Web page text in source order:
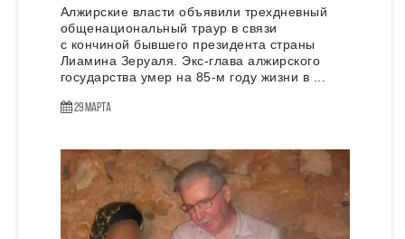
Алжирские власти объявили трехдневный
общенациональный траур в связи
с кончиной бывшего президента страны
Лиамина Зеруаля. Экс-глава алжирского
государства умер на 85-м году жизни в ...
29 Марта